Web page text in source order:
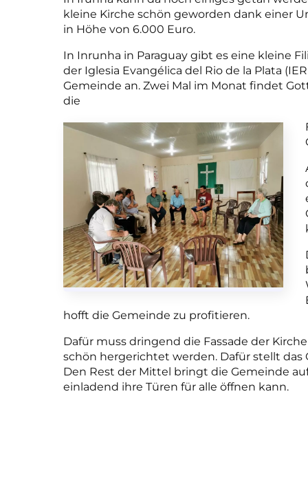
kleine Kirche schön geworden dank einer
in Höhe von 6.000 Euro.
In Inrunha in Paraguay gibt es eine kleine
der Iglesia Evangélica del Rio de la Plata
Gemeinde an. Zwei Mal im Monat findet
die
hofft die Gemeinde zu profitieren.
Dafür muss dringend die Fassade der
schön hergerichtet werden. Dafür stellt das
Den Rest der Mittel bringt die Gemeinde
einladend ihre Türen für alle öffnen kann.